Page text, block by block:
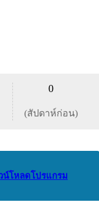
0
(สัปดาห์ก่อน)
น์โหลดโปรแกรม